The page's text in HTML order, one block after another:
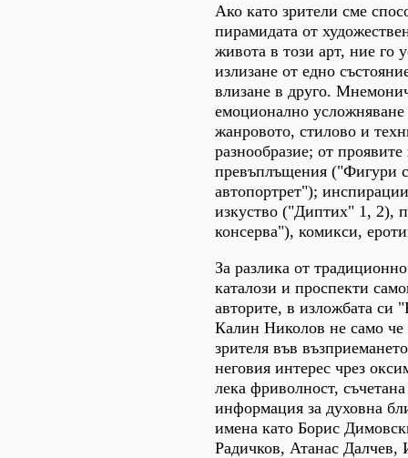
Ако като зрители сме
пирамидата от
живота в този арт, ние го
излизане от едно
влизане в друго.
емоционално усложняване
жанровото, стилово и
разнообразие; от
превъплъщения ("Фигури
автопортрет");
изкуство ("Диптих" 1, 2),
консерва"), комикси,
За разлика от
каталози и проспекти
авторите, в изложбата си
Калин Николов не само че
зрителя във
неговия интерес чрез
лека фриволност,
информация за духовна
имена като Борис
Радичков, Атанас